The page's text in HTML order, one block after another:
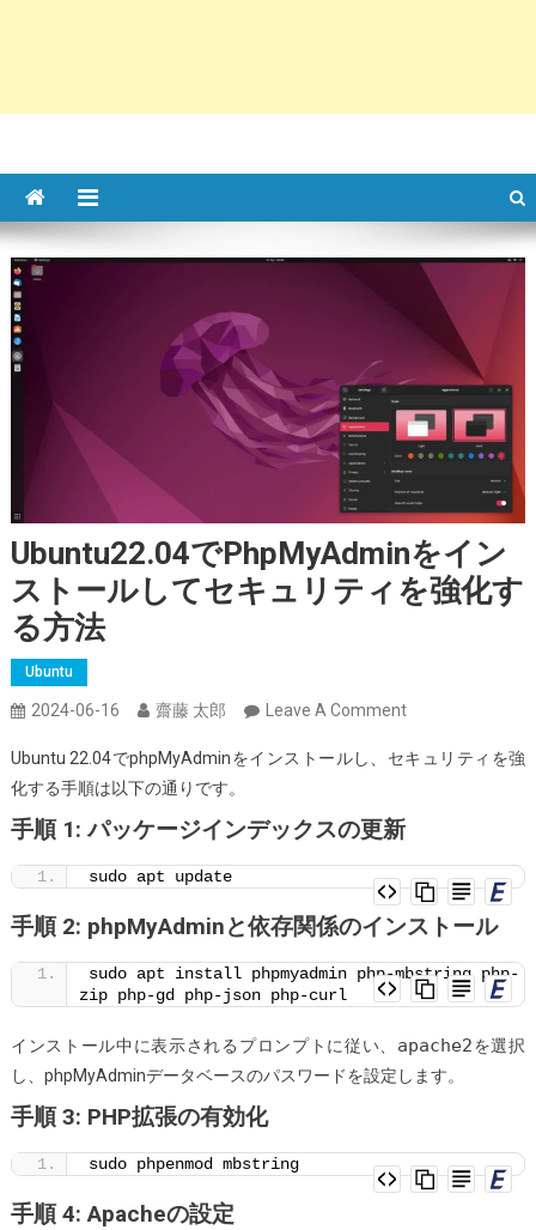
Ubuntu22.04でphpMyAdminをイン
ストールしてセキュリティを強化す
る方法
Ubuntu
2024-06-16 齋藤 太郎 Leave A CommentOn
で
を
ン
ス
ー
ル
し
て
ュ
リ
Ubuntu 22.04でphpMyAdminをインストールし、セキュリティを強
化する手順は以下の通りです。
手順 1: パッケージインデックスの更新
sudo apt update
手順 2: phpMyAdminと依存関係のインストール
sudo apt install phpmyadmin php-mbstring php-
zip php-gd php-json php-curl
インストール中に表示されるプロンプトに従い、 apache2を選択
し、phpMyAdminデータベースのパスワードを設定します。
手順 3: PHP拡張の有効化
sudo phpenmod mbstring
手順 4: Apacheの設定